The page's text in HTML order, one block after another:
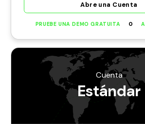
Abre una Cuenta
PRUEBE UNA DEMO GRATUITA O
Cuenta
Estándar